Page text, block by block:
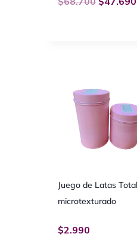
Juego de Latas
microtexturado
$2.990